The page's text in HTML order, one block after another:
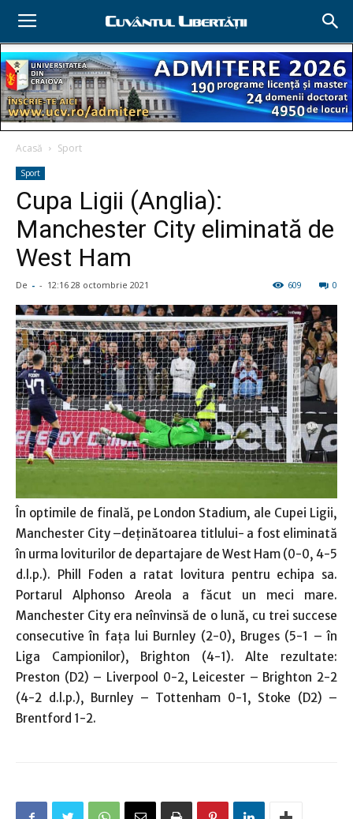
Acasă Sport
Sport
Cupa Ligii (Anglia):
Manchester City eliminată de
West Ham
De - - 12:16 28 octombrie 2021 0
609
În optimile de finală, pe London Stadium, ale Cupei Ligii,
Manchester City –deţinătoarea titlului- a fost eliminată
în urma loviturilor de departajare de West Ham (0-0, 4-5
d.l.p.). Phill Foden a ratat lovitura pentru echipa sa.
Portarul Alphonso Areola a făcut un meci mare.
Manchester City era neînvinsă de o lună, cu trei succese
consecutive în faţa lui Burnley (2-0), Bruges (5-1 – în
Liga Campionilor), Brighton (4-1). Alte rezultate:
Preston (D2) – Liverpool 0-2, Leicester – Brighton 2-2
(4-2 d.l.p.), Burnley – Tottenham 0-1, Stoke (D2) –
Brentford 1-2.